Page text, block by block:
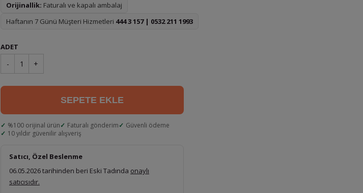
Orijinallik: Faturalı ve kapalı ambalaj
Haftanın 7 Günü Müşteri Hizmetleri 444 3 157 | 0532 211 1993
ADET
- 1 +
SEPETE EKLE
%100 orijinal ürün Faturalı gönderim
Güvenli ödeme
10 yıldır güvenilir alışveriş
Satıcı, Özel Beslenme
06.05.2026 tarihinden beri Eski Tadında onaylı
satıcısıdır.